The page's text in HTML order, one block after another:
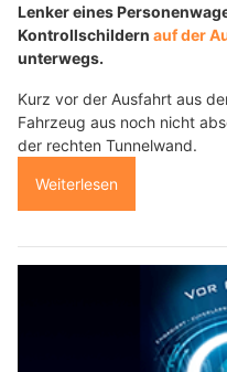
Lenker eines
Kontrollschildern auf der
unterwegs.
Kurz vor der Ausfahrt aus
Fahrzeug aus noch nicht
der rechten Tunnelwand.
Weiterlesen